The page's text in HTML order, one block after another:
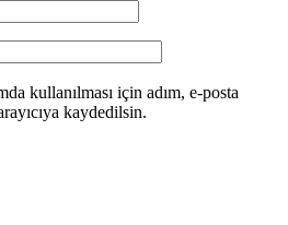
kullanılması için adım, e-posta
kaydedilsin.